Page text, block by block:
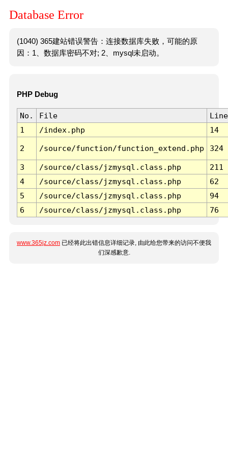
Database Error
(1040) 365建站错误警告：连接数据库失败，可能的原
因：1、数据库密码不对; 2、mysql未启动。
PHP Debug
No. File
Line
1
/index.php 14
2 /source/function/function_extend.php 324
3 /source/class/jzmysql.class.php
211
4
/source/class/jzmysql.class.php
62
5
/source/class/jzmysql.class.php
94
6
/source/class/jzmysql.class.php 76
www.365jz.com 已经将此出错信息详细记录, 由此给您带来的访问不便我
们深感歉意.